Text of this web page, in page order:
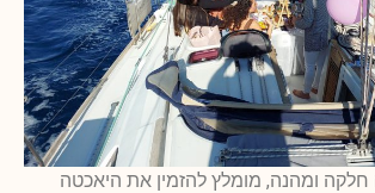
חלקה ומהנה, מומלץ להזמין את היאכטה